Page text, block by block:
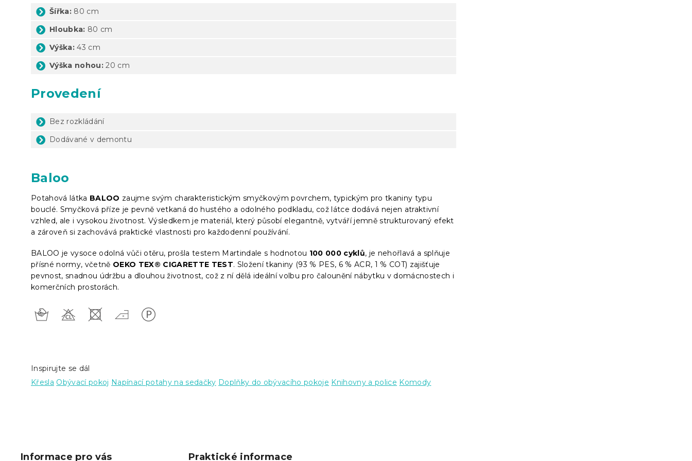
Šířka: 80 cm
Hloubka: 80 cm
Výška:43 cm
Výška nohou:20 cm
Provedení
Bez rozkládání
Dodávané v demontu
Baloo
Potahová látka BALOO zaujme svým charakteristickým smyčkovým povrchem, typickým pro tkaniny typu
bouclé. Smyčková příze je pevně vetkaná do hustého a odolného podkladu, což látce dodává nejen atraktivní
vzhled, ale i vysokou životnost. Výsledkem je materiál, který působí elegantně, vytváří jemně strukturovaný efekt
a zároveň si zachovává praktické vlastnosti pro každodenní používání.
BALOO je vysoce odolná vůči otěru, prošla testem Martindale s hodnotou 100 000 cyklů, je nehořlavá a splňuje
přísné normy, včetně OEKO TEX® CIGARETTE TEST. Složení tkaniny (93 % PES, 6 % ACR, 1 % COT) zajišťuje
pevnost, snadnou údržbu a dlouhou životnost, což z ní dělá ideální volbu pro čalounění nábytku v domácnostech i
komerčních prostorách.
Inspirujte se dál
Křesla Obývací pokoj Napínací potahy na sedačky Doplňky do obývacího pokoje Knihovny a police Komody
Informace pro vás Praktické informace